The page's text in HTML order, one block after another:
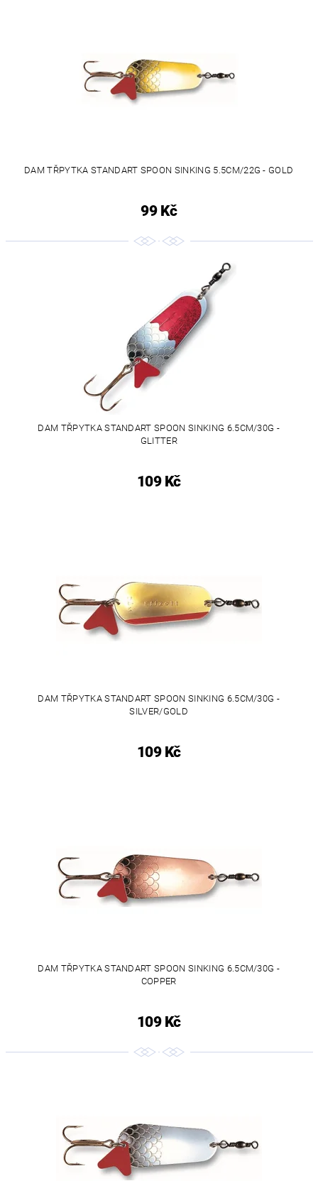
DAM TŘPYTKA STANDART SPOON SINKING 5.5CM/22G - GOLD
99 Kč
DAM TŘPYTKA STANDART SPOON SINKING 6.5CM/30G -
GLITTER
109 Kč
DAM TŘPYTKA STANDART SPOON SINKING 6.5CM/30G -
SILVER/GOLD
109 Kč
DAM TŘPYTKA STANDART SPOON SINKING 6.5CM/30G -
COPPER
109 Kč